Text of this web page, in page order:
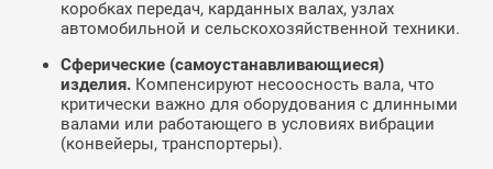
коробках передач, карданных валах, узлах
автомобильной и сельскохозяйственной техники.
Сферические (самоустанавливающиеся)
изделия. Компенсируют несоосность вала, что
критически важно для оборудования с длинными
валами или работающего в условиях вибрации
(конвейеры, транспортеры).